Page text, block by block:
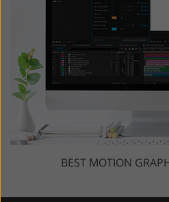
BEST MOTION